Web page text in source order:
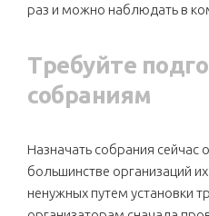
раз и можно наблюдать в
Требуйте
собраниям
Назначать собрания сейчас
большинстве организаций
ненужных путем установки